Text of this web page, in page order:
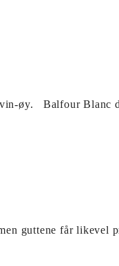
vin-øy. Balfour
guttene får likevel